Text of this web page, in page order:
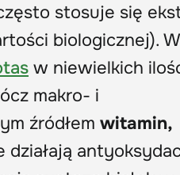
stosuje się
biologicznej). W
w niewielkich
makro- i
źródłem witamin,
działają